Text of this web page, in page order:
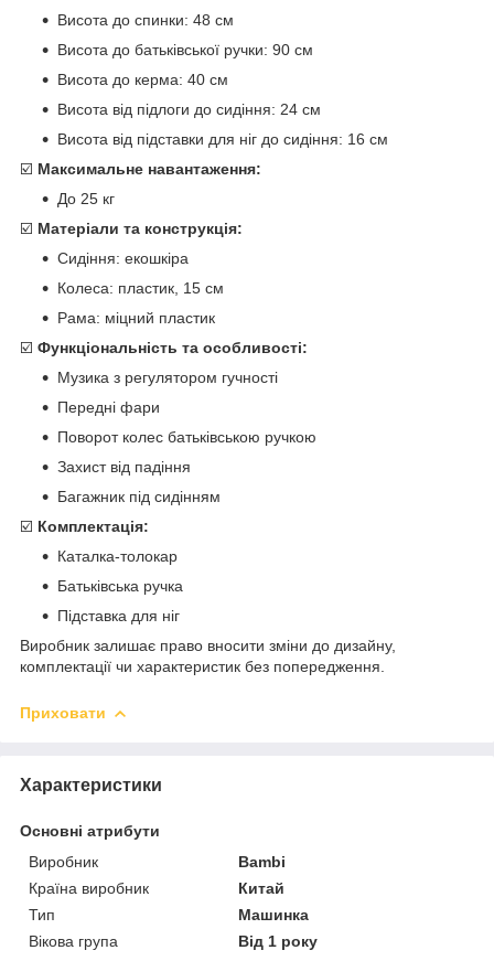
Висота до спинки: 48 см
Висота до батьківської ручки: 90 см
Висота до керма: 40 см
Висота від підлоги до сидіння: 24 см
Висота від підставки для ніг до сидіння: 16 см
☑️ Максимальне навантаження:
До 25 кг
☑️ Матеріали та конструкція:
Сидіння: екошкіра
Колеса: пластик, 15 см
Рама: міцний пластик
☑️ Функціональність та особливості:
Музика з регулятором гучності
Передні фари
Поворот колес батьківською ручкою
Захист від падіння
Багажник під сидінням
☑️ Комплектація:
Каталка-толокар
Батьківська ручка
Підставка для ніг
Виробник залишає право вносити зміни до дизайну,
комплектації чи характеристик без попередження.
Приховати
Характеристики
Основні атрибути
Виробник
Bambi
Країна виробник
Китай
Тип
Машинка
Вікова група
Від 1 року